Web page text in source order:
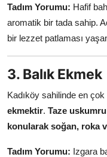
Tadım Yorumu: Hafif
aromatik bir tada sahip.
bir lezzet patlaması
3. Balık Ekmek
Kadıköy sahilinde en
ekmektir. Taze
konularak soğan, roka
Tadım Yorumu: Izgara